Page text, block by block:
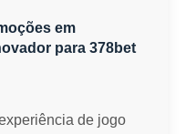
em
para 378bet
de jogo